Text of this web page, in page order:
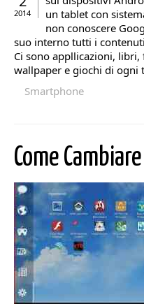
2014
un tablet con
non conoscere
suo interno tutti i
Ci sono appllicazioni,
wallpaper e giochi di ogni
Smartphone
Come